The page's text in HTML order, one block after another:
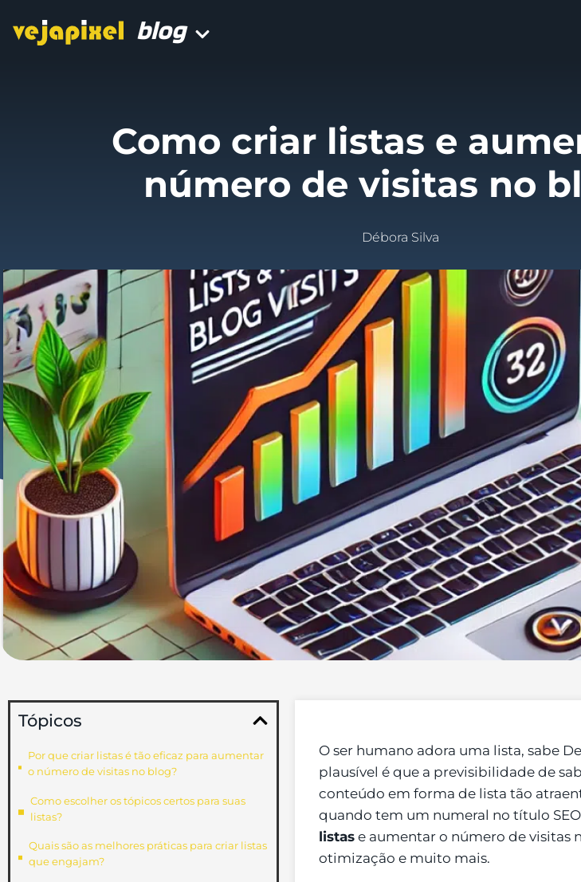
blog
Como criar listas e
número de visitas no
Débora Silva
Tópicos
Por que criar listas é tão eficaz para aumentar
o número de visitas no blog?
Como escolher os tópicos certos para suas
listas?
Quais são as melhores práticas para criar listas
que engajam?
O ser humano adora uma lista, sabe
plausível é que a previsibilidade de
conteúdo em forma de lista tão
quando tem um numeral no título
listas e aumentar o número de visitas
otimização e muito mais.